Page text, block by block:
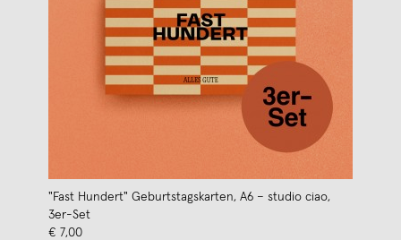
"Fast Hundert" Geburtstagskarten, A6 – studio ciao,
3er-Set
€ 7,00